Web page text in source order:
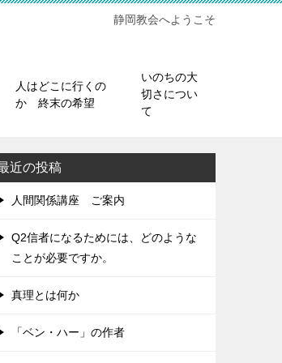
静岡教会へようこそ
人はどこに行くの
か 終末の希望
いのちの大
切さについ
て
近の投稿
人間関係講座 ご案内
Q2信者になるためには、どのような
ことが必要ですか。
真理とは何か
「ベン・ハー」の作者